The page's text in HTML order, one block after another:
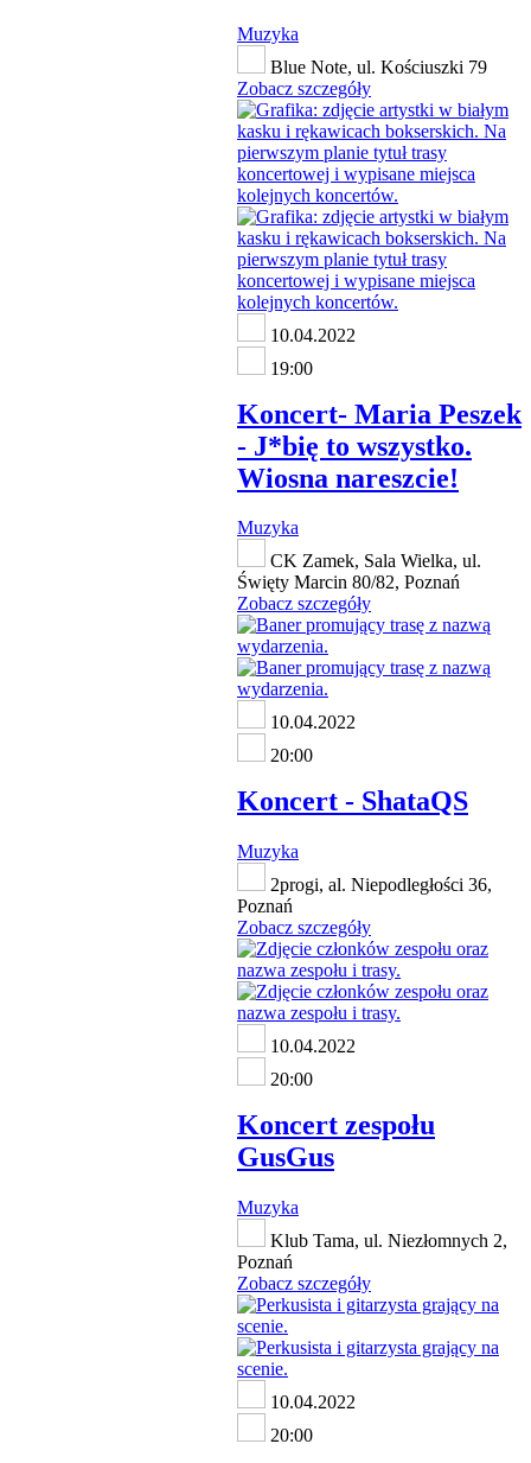
Muzyka
Blue Note, ul. Kościuszki 79
Zobacz szczegóły
10.04.2022
19:00
Koncert- Maria Peszek
- J*bię to wszystko.
Wiosna nareszcie!
Muzyka
CK Zamek, Sala Wielka, ul.
Święty Marcin 80/82, Poznań
Zobacz szczegóły
10.04.2022
20:00
Koncert - ShataQS
Muzyka
2progi, al. Niepodległości 36,
Poznań
Zobacz szczegóły
10.04.2022
20:00
Koncert zespołu
GusGus
Muzyka
Klub Tama, ul. Niezłomnych 2,
Poznań
Zobacz szczegóły
10.04.2022
20:00